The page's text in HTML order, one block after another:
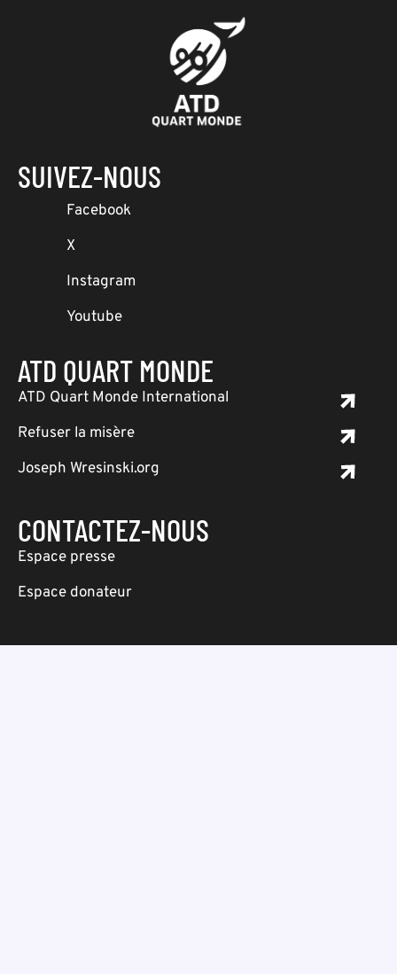
SUIVEZ-NOUS
Facebook
X
Instagram
Youtube
ATD QUART MONDE
ATD Quart Monde International
Refuser la misère
Joseph Wresinski.org
CONTACTEZ-NOUS
Espace presse
Espace donateur